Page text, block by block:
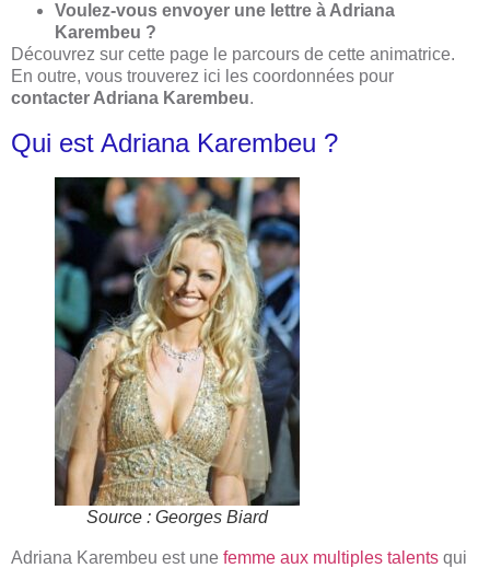
Voulez-vous envoyer une lettre à Adriana
Karembeu ?
Découvrez sur cette page le parcours de cette animatrice.
En outre, vous trouverez ici les coordonnées pour
contacter Adriana Karembeu.
Qui est Adriana Karembeu ?
Source : Georges Biard
Adriana Karembeu est une femme aux multiples talents qui